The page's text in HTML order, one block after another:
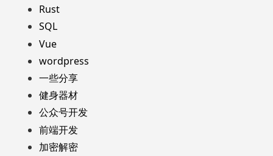
Rust
SQL
Vue
wordpress
一些分享
健身器材
公众号开发
前端开发
加密解密